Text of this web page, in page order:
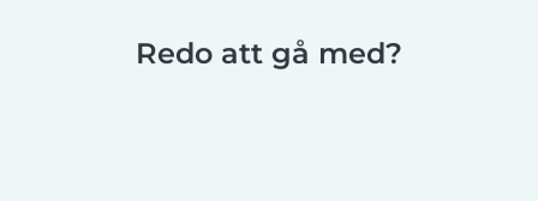
Redo att gå med?